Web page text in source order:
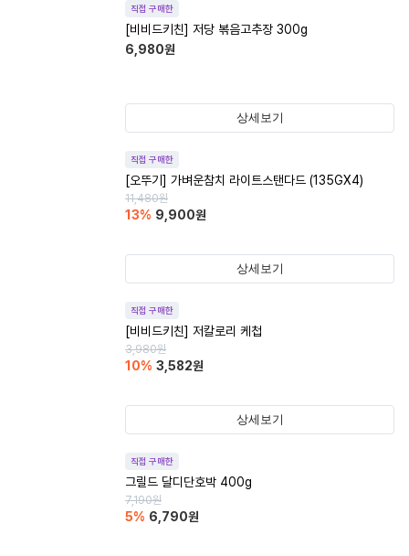
직접 구매한
[비비드키친] 저당 볶음고추장 300g
6,980원
상세보기
직접 구매한
[오뚜기] 가벼운참치 라이트스탠다드 (135GX4)
11,480원
13% 9,900원
상세보기
직접 구매한
[비비드키친] 저칼로리 케첩
3,980원
10% 3,582원
상세보기
직접 구매한
그릴드 달디단호박 400g
7,190원
5% 6,790원